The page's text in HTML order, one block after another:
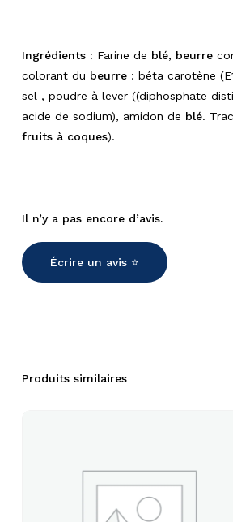
Ingrédients: Farine de blé, beurre
colorant du beurre: béta carotène
sel , poudre à lever ((diphosphate
acide de sodium), amidon de blé.
fruits à coques).
Il n’y a pas encore d’avis.
Écrire un avis ⭐️
Produits similaires